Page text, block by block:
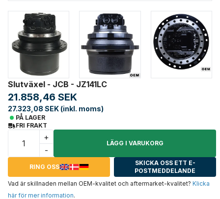
Slutväxel - JCB - JZ141LC
21.858,46 SEK
27.323,08 SEK (inkl. moms)
PÅ LAGER
FRI FRAKT
+
-
LÄGG I VARUKORG
RING OSS
SKICKA OSS ETT E-
POSTMEDDELANDE
Vad är skillnaden mellan OEM-kvalitet och aftermarket-kvalitet? Klicka
här för mer information.